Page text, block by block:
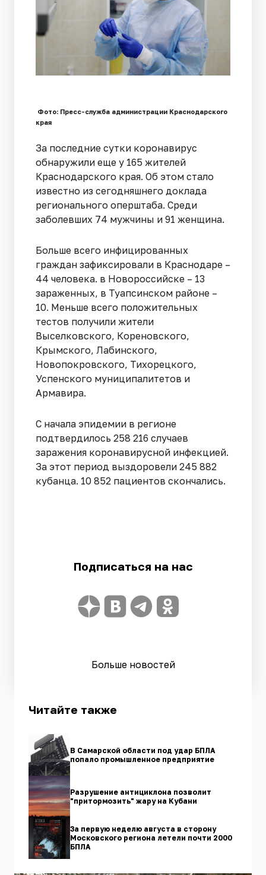
Фото: Пресс-служба администрации Краснодарского
края
За последние сутки коронавирус
обнаружили еще у 165 жителей
Краснодарского края. Об этом стало
известно из сегодняшнего доклада
регионального оперштаба. Среди
заболевших 74 мужчины и 91 женщина.
Больше всего инфицированных
граждан зафиксировали в Краснодаре –
44 человека. в Новороссийске – 13
зараженных, в Туапсинском районе –
10. Меньше всего положительных
тестов получили жители
Выселковского, Кореновского,
Крымского, Лабинского,
Новопокровского, Тихорецкого,
Успенского муниципалитетов и
Армавира.
С начала эпидемии в регионе
подтвердилось 258 216 случаев
заражения коронавирусной инфекцией.
За этот период выздоровели 245 882
кубанца. 10 852 пациентов скончались.
Подписаться на нас
Больше новостей
Читайте также
В Самарской области под удар БПЛА
попало промышленное предприятие
Разрушение антициклона позволит
"притормозить" жару на Кубани
За первую неделю августа в сторону
Московского региона летели почти 2000
БПЛА